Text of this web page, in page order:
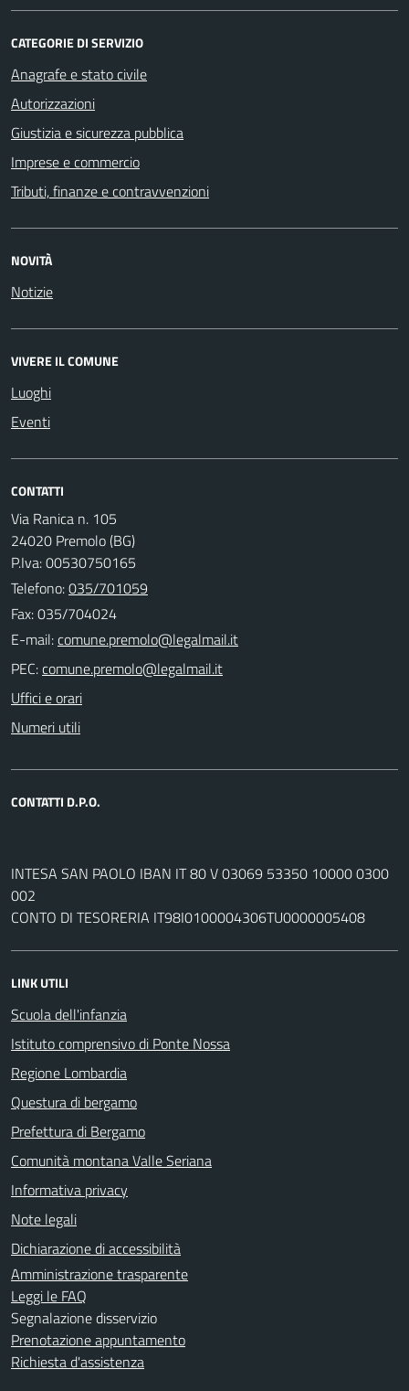
CATEGORIE DI SERVIZIO
Anagrafe e stato civile
Autorizzazioni
Giustizia e sicurezza pubblica
Imprese e commercio
Tributi, finanze e contravvenzioni
NOVITÀ
Notizie
VIVERE IL COMUNE
Luoghi
Eventi
CONTATTI
Via Ranica n. 105
24020 Premolo (BG)
P.Iva: 00530750165
Telefono:035/701059
Fax: 035/704024
E-mail:
PEC:
Uffici e orari
Numeri utili
CONTATTI D.P.O.
INTESA SAN PAOLO IBAN IT 80 V 03069 53350 10000 0300
002
CONTO DI TESORERIA IT98I0100004306TU0000005408
LINK UTILI
Scuola dell'infanzia
Istituto comprensivo di Ponte Nossa
Regione Lombardia
Questura di bergamo
Prefettura di Bergamo
Comunità montana Valle Seriana
Informativa privacy
Note legali
Dichiarazione di accessibilità
Amministrazione trasparente
Leggi le FAQ
Segnalazione disservizio
Prenotazione appuntamento
Richiesta d'assistenza